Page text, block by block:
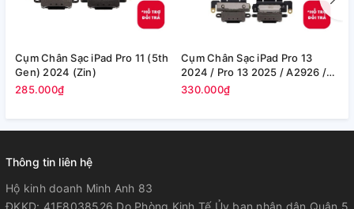
Cụm Chân Sạc iPad Pro 11 (5th
Gen) 2024 (Zin)
285.000₫
Cụm Chân Sạc iPad Pro 13
2024 / Pro 13 2025 / A2926 /
A2925 (Zin)
330.000₫
Thông tin liên hệ
Hộ kinh doanh Minh Anh 83
ĐKKD: 41E8038526 Do Phòng Kinh Tế Ủy ban nhân dân Quận 5